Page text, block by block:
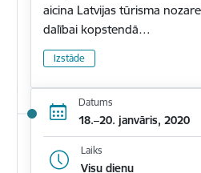
aicina Latvijas tūrisma
dalībai kopstendā…
Izstāde
Datums
18.–20. janvāris, 2020
Laiks
Visu dienu